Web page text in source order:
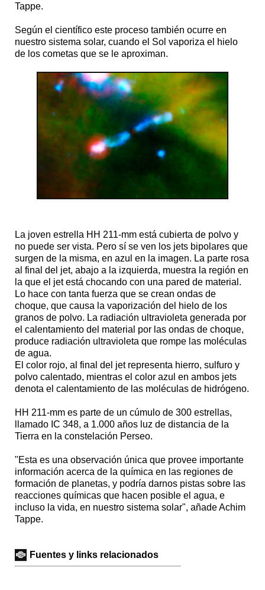
Tappe.
Según el científico este proceso también ocurre en
nuestro sistema solar, cuando el Sol vaporiza el hielo
de los cometas que se le aproximan.
La joven estrella HH 211-mm está cubierta de polvo y
no puede ser vista. Pero sí se ven los jets bipolares que
surgen de la misma, en azul en la imagen. La parte rosa
al final del jet, abajo a la izquierda, muestra la región en
la que el jet está chocando con una pared de material.
Lo hace con tanta fuerza que se crean ondas de
choque, que causa la vaporización del hielo de los
granos de polvo. La radiación ultravioleta generada por
el calentamiento del material por las ondas de choque,
produce radiación ultravioleta que rompe las moléculas
de agua.
El color rojo, al final del jet representa hierro, sulfuro y
polvo calentado, mientras el color azul en ambos jets
denota el calentamiento de las moléculas de hidrógeno.
HH 211-mm es parte de un cúmulo de 300 estrellas,
llamado IC 348, a 1.000 años luz de distancia de la
Tierra en la constelación Perseo.
"Esta es una observación única que provee importante
información acerca de la química en las regiones de
formación de planetas, y podría darnos pistas sobre las
reacciones químicas que hacen posible el agua, e
incluso la vida, en nuestro sistema solar", añade Achim
Tappe.
Fuentes y links relacionados